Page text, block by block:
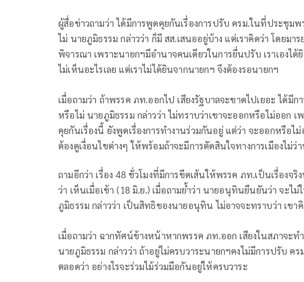
ผู้สื่อข่าวถามว่า ได้มีการพูดคุยกันเรื่องการปรับ ครม.ในที่ประชุม
ไม่ นายภูมิธรรม กล่าวว่า ก็มี สส.เสนออยู่บ้าง แต่เราคิดว่า โดยมา
พิจารณา เพราะนายกฯมีอำนาจคนเดียวในการยื่นปรับ เราเองได้
ไม่เห็นอะไรเลย แต่เราไม่ได้ยินจากนายกฯ จึงต้องรอนายกฯ
เมื่อถามว่า ถ้าพรรค ภท.ออกไป เสียงรัฐบาลจะขาดไปเยอะ ได้มีก
หรือไม่ นายภูมิธรรม กล่าวว่า ไม่ทราบว่าเขาจะออกหรือไม่ออก
คุยกันเรื่องนี้ ยังพูดเรื่องการทำงานร่วมกันอยู่ แต่ว่า จะออกหรือไ
ต้องดูเงื่อนไขต่างๆ ให้พร้อมถ้าจะมีการตัดสินใจทางการเมืองไม่ว่
ถามอีกว่า เรื่อง 48 ชั่วโมงที่มีการขีดเส้นให้พรรค ภท.เป็นเรื่องจริ
ว่า เห็นเมื่อเช้า (18 มิ.ย.) เมื่อถามย้ำว่า นายอนุทินยืนยันว่า จะไม่
ภูมิธรรม กล่าวว่า เป็นสิทธิของนายอนุทิน ไม่อาจจะทราบว่า เขา
เมื่อถามว่า ฉากทัศน์ข้างหน้าหากพรรค ภท.ออก เสียงในสภาจะท
นายภูมิธรรม กล่าวว่า ถ้าอยู่ไม่ครบวาระนายกฯคงไม่มีการปรับ คร
ตลอดว่า อย่างไรจะร่วมไม้ร่วมมือกันอยู่ให้ครบวาระ